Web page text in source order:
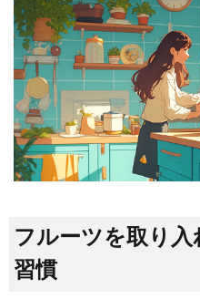
フルーツを取り
習慣